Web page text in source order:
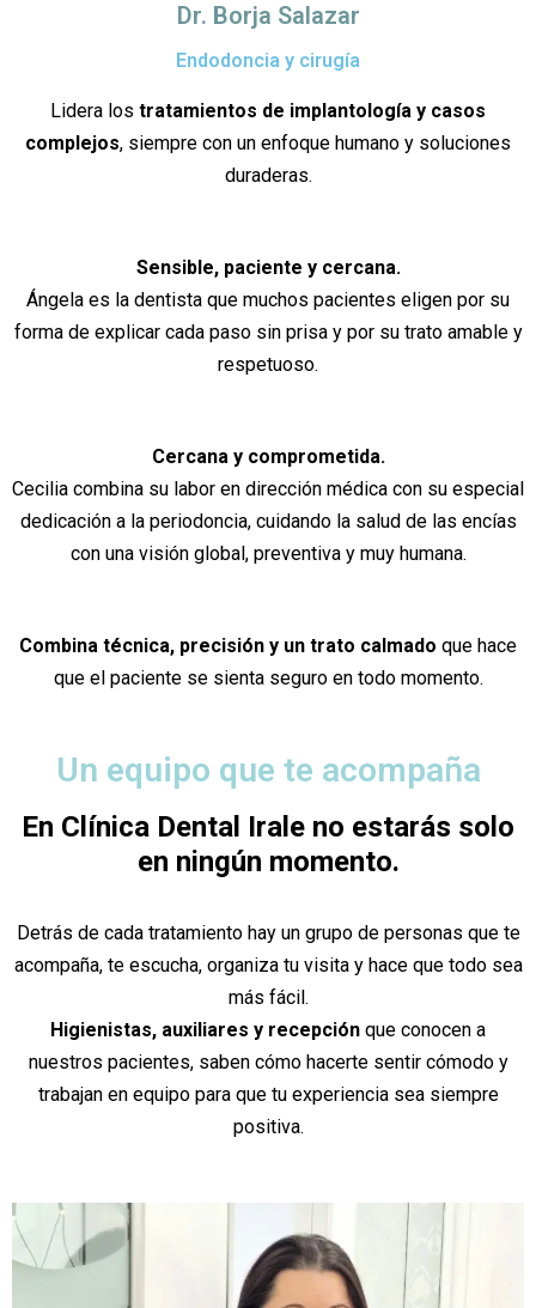
Dr. Borja Salazar
Endodoncia y cirugía
Lidera los tratamientos de implantología y casos
complejos, siempre con un enfoque humano y soluciones
duraderas.
Sensible, paciente y cercana.
Ángela es la dentista que muchos pacientes eligen por su
forma de explicar cada paso sin prisa y por su trato amable y
respetuoso.
Cercana y comprometida.
Cecilia combina su labor en dirección médica con su especial
dedicación a la periodoncia, cuidando la salud de las encías
con una visión global, preventiva y muy humana.
Combina técnica, precisión y un trato calmado que hace
que el paciente se sienta seguro en todo momento.
Un equipo que te acompaña
En Clínica Dental Irale no estarás solo
en ningún momento.
Detrás de cada tratamiento hay un grupo de personas que te
acompaña, te escucha, organiza tu visita y hace que todo sea
más fácil.
Higienistas, auxiliares y recepción que conocen a
nuestros pacientes, saben cómo hacerte sentir cómodo y
trabajan en equipo para que tu experiencia sea siempre
positiva.